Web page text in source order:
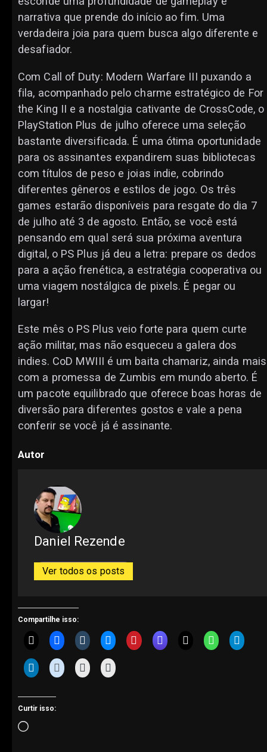
narrativa que prende do início ao fim. Uma
verdadeira joia para quem busca algo diferente e
desafiador.
Com Call of Duty: Modern Warfare III puxando a
fila, acompanhado pelo charme estratégico de For
the King II e a nostalgia cativante de CrossCode, o
PlayStation Plus de julho oferece uma seleção
bastante diversificada. É uma ótima oportunidade
para os assinantes expandirem suas bibliotecas
com títulos de peso e joias indie, cobrindo
diferentes gêneros e estilos de jogo. Os três
games estarão disponíveis para resgate do dia 7
de julho até 3 de agosto. Então, se você está
pensando em qual será sua próxima aventura
digital, o PS Plus já deu a letra: prepare os dedos
para a ação frenética, a estratégia cooperativa ou
uma viagem nostálgica de pixels. É pegar ou
largar!
Este mês o PS Plus veio forte para quem curte
ação militar, mas não esqueceu a galera dos
indies. CoD MWIII é um baita chamariz, ainda mais
com a promessa de Zumbis em mundo aberto. É
um pacote equilibrado que oferece boas horas de
diversão para diferentes gostos e vale a pena
conferir se você já é assinante.
Autor
Daniel Rezende
Ver todos os posts
Compartilhe isso:
Curtir isso: